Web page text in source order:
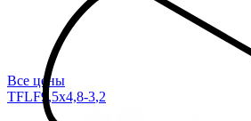
Все цены
TFLF9,5x4,8-3,2